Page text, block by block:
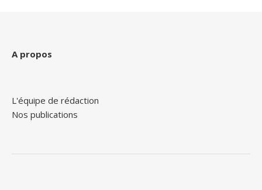
A propos
L'équipe de rédaction
Nos publications